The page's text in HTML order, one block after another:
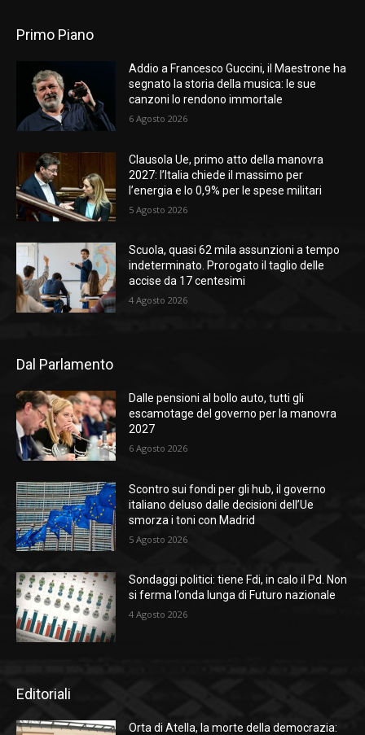
Primo Piano
Addio a Francesco Guccini, il Maestrone ha
segnato la storia della musica: le sue
canzoni lo rendono immortale
6 Agosto 2026
Clausola Ue, primo atto della manovra
2027: l’Italia chiede il massimo per
l’energia e lo 0,9% per le spese militari
5 Agosto 2026
Scuola, quasi 62 mila assunzioni a tempo
indeterminato. Prorogato il taglio delle
accise da 17 centesimi
4 Agosto 2026
Dal Parlamento
Dalle pensioni al bollo auto, tutti gli
escamotage del governo per la manovra
2027
6 Agosto 2026
Scontro sui fondi per gli hub, il governo
italiano deluso dalle decisioni dell’Ue
smorza i toni con Madrid
5 Agosto 2026
Sondaggi politici: tiene Fdi, in calo il Pd. Non
si ferma l’onda lunga di Futuro nazionale
4 Agosto 2026
Editoriali
Orta di Atella, la morte della democrazia: